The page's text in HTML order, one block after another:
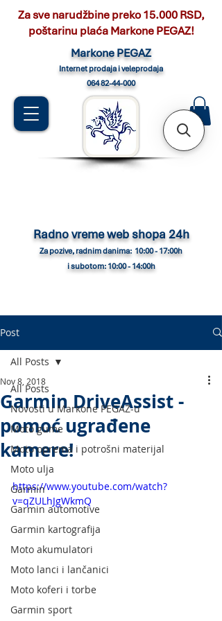
Markone PEGAZ
Internet prodaja i veleprodaja
064 82-44-000
Radno vreme web shopa 24h
Za pozive, radnim danima: 10:00 - 17:00h
i subotom: 10:00 - 14:00h
Za sve narudžbine preko 15.000 RSD,
poštarinu plaća Markone PEGAZ!
Post
All Posts
Novosti u Markone PEGAZ-u
Moto gume
Moto oprema i potrošni materijal
Moto ulja
Garmin
Garmin automotive
Garmin kartografija
Moto akumulatori
Moto lanci i lančanici
Moto koferi i torbe
Garmin sport
All Posts
Garmin DriveAssist -
pomoć ugrađene
kamere!
Nov 8, 2018
https://www.youtube.com/watch?
v=qZULhJgWkmQ